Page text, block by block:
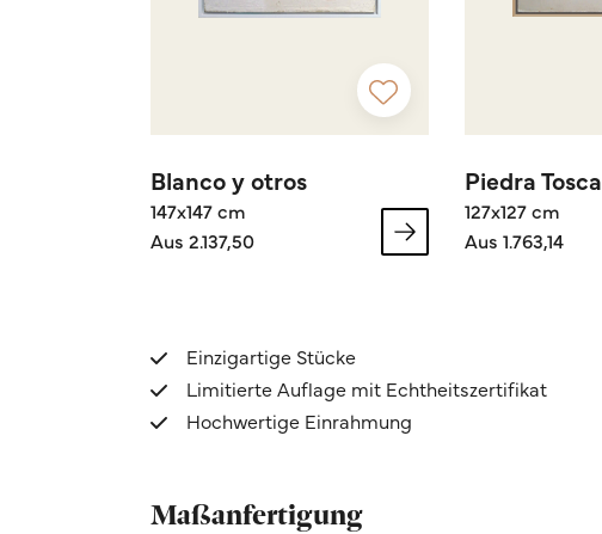
Blanco y otros
147x147 cm
Aus 2.137,50
Piedra Tosca
127x127 cm
Aus 1.763,14
Einzigartige Stücke
Limitierte Auflage mit Echtheitszertifikat
Hochwertige Einrahmung
Maßanfertigung